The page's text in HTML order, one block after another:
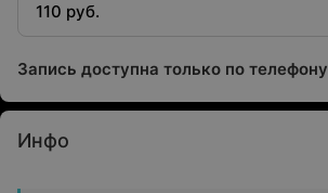
взрослого психолога и сексолога
110 руб.
Запись доступна только по телефону
Инфо